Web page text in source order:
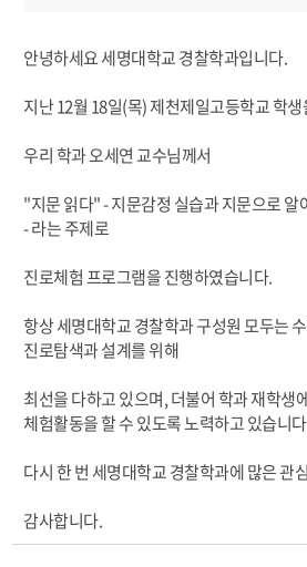
안녕하세요 세명대학교 경찰학과입니다.
지난 12월 18일(목) 제천제일고등학교 학
우리 학과 오세연 교수님께서
"지문 읽다" - 지문감정 실습과 지문으로
- 라는 주제로
진로체험 프로그램을 진행하였습니다.
항상 세명대학교 경찰학과 구성원 모두는
진로탐색과 설계를 위해
최선을 다하고 있으며, 더불어 학과 재학생
체험활동을 할 수 있도록 노력하고 있습니
다시 한 번 세명대학교 경찰학과에 많은 관
감사합니다.